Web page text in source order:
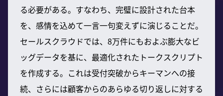
る必要がある。すなわち、完璧に設計された台本
を、感情を込めて一言一句変えずに演じることだ。
セールスクラウドでは、8万件にもおよぶ膨大なビ
ッグデータを基に、最適化されたトークスクリプト
を作成する。これは受付突破からキーマンへの接
続、さらには顧客からのあらゆる切り返しに対する